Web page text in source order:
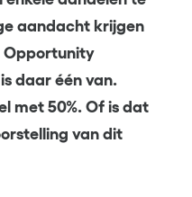
aandacht krijgen
Opportunity
daar één van.
met 50%. Of is dat
van dit